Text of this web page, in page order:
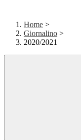
Home >
Giornalino >
2020/2021